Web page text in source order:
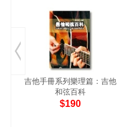
吉他手冊系列樂理篇：吉他
和弦百科
$190